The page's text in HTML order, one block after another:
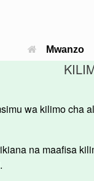
Mwanzo
wa kilimo cha
na maafisa